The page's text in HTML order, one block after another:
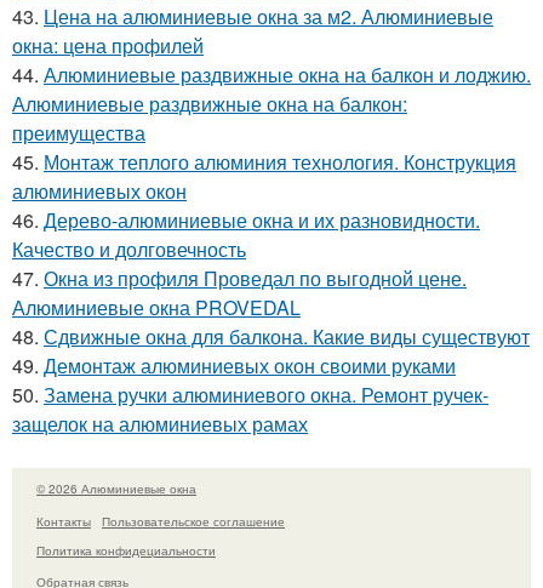
43. Цена на алюминиевые окна за м2. Алюминиевые
окна: цена профилей
44. Алюминиевые раздвижные окна на балкон и лоджию.
Алюминиевые раздвижные окна на балкон:
преимущества
45. Монтаж теплого алюминия технология. Конструкция
алюминиевых окон
46. Дерево-алюминиевые окна и их разновидности.
Качество и долговечность
47. Окна из профиля Проведал по выгодной цене.
Алюминиевые окна PROVEDAL
48. Сдвижные окна для балкона. Какие виды существуют
49. Демонтаж алюминиевых окон своими руками
50. Замена ручки алюминиевого окна. Ремонт ручек-
защелок на алюминиевых рамах
© 2026 Алюминиевые окна
Контакты
Пользовательское соглашение
Политика конфидециальности
Обратная связь